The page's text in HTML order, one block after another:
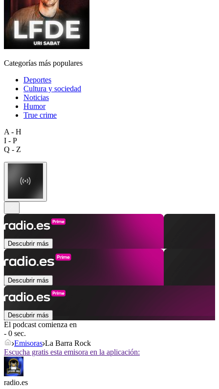
Categorías más populares
Deportes
Cultura y sociedad
Noticias
Humor
True crime
A - H
I - P
Q - Z
Descubrir más
Descubrir más
Descubrir más
El podcast comienza en
- 0 sec.
Emisoras La Barra Rock
Escucha gratis esta emisora en la aplicación:
radio.es